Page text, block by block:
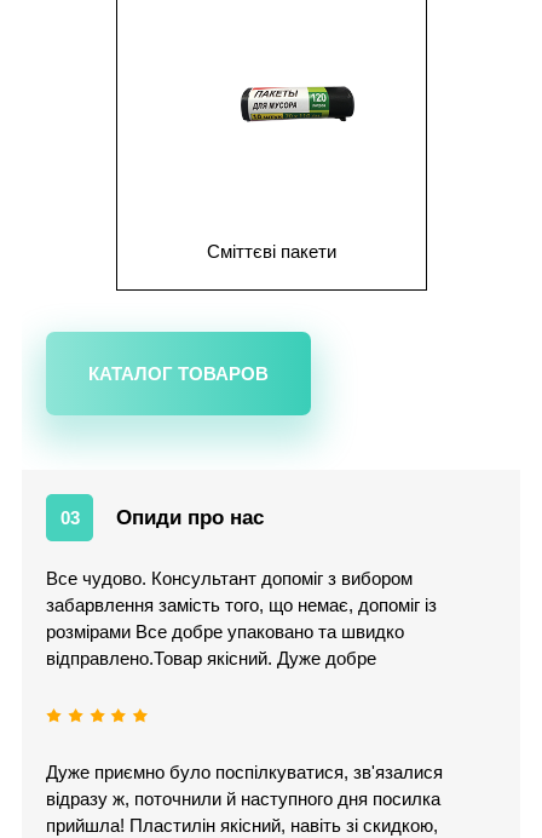
Сміттєві пакети
КАТАЛОГ ТОВАРОВ
03 Опиди про нас
Все чудово. Консультант допоміг з вибором
забарвлення замість того, що немає, допоміг із
розмірами Все добре упаковано та швидко
відправлено.Товар якісний. Дуже добре
Дуже приємно було поспілкуватися, зв'язалися
відразу ж, поточнили й наступного дня посилка
прийшла! Пластилін якісний, навіть зі скидкою,